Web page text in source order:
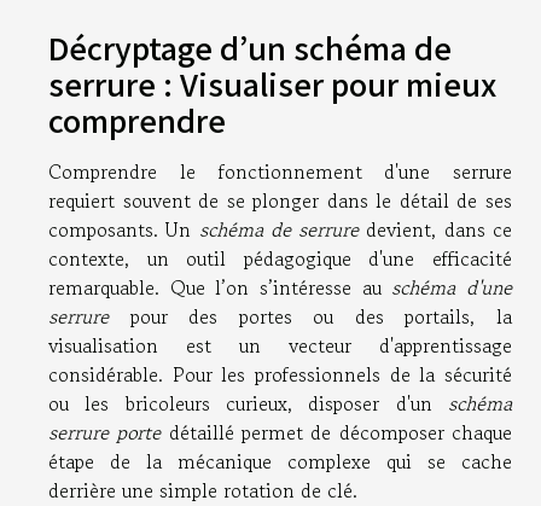
Décryptage d’un schéma de
serrure : Visualiser pour mieux
comprendre
Comprendre le fonctionnement d'une serrure
requiert souvent de se plonger dans le détail de ses
composants. Un schéma de serruredevient, dans ce
contexte, un outil pédagogique d'une efficacité
remarquable. Que l’on s’intéresse au schéma d'une
serrurepour des portes ou des portails, la
visualisation est un vecteur d'apprentissage
considérable. Pour les professionnels de la sécurité
ou les bricoleurs curieux, disposer d'un schéma
serrure portedétaillé permet de décomposer chaque
étape de la mécanique complexe qui se cache
derrière une simple rotation de clé.